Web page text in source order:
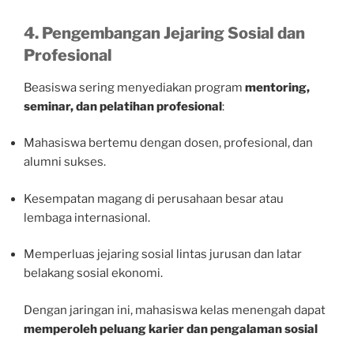
4. Pengembangan Jejaring Sosial dan
Profesional
Beasiswa sering menyediakan program mentoring,
seminar, dan pelatihan profesional:
Mahasiswa bertemu dengan dosen, profesional, dan
alumni sukses.
Kesempatan magang di perusahaan besar atau
lembaga internasional.
Memperluas jejaring sosial lintas jurusan dan latar
belakang sosial ekonomi.
Dengan jaringan ini, mahasiswa kelas menengah dapat
memperoleh peluang karier dan pengalaman sosial